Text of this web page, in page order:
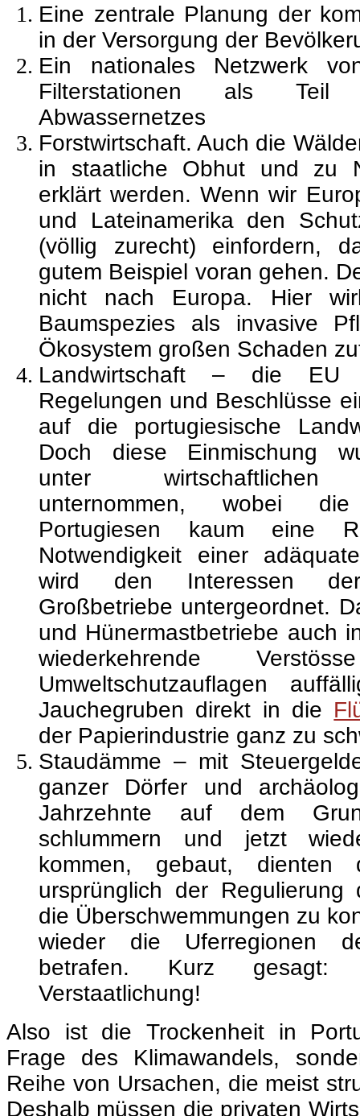
Eine zentrale Planung der
in der Versorgung der
Ein nationales Netzwerk
Filterstationen als Teil
Abwassernetzes
Forstwirtschaft. Auch die
in staatliche Obhut und zu
erklärt werden. Wenn wir
und Lateinamerika den
(völlig zurecht) einfordern,
gutem Beispiel voran gehen.
nicht nach Europa. Hier
Baumspezies als invasive
Ökosystem großen Schaden
Landwirtschaft – die
Regelungen und Beschlüsse
auf die portugiesische
Doch diese Einmischung
unter wirtschaftlichen
unternommen, wobei
Portugiesen kaum eine
Notwendigkeit einer
wird den Interessen der
Großbetriebe untergeordnet.
und Hünermastbetriebe auch
wiederkehrende
Umweltschutzauflagen
Jauchegruben direkt in die
der Papierindustrie ganz zu
Staudämme – mit
ganzer Dörfer und
Jahrzehnte auf dem
schlummern und jetzt
kommen, gebaut, dienten
ursprünglich der Regulierung
die Überschwemmungen zu
wieder die Uferregionen
betrafen. Kurz gesagt:
Verstaatlichung!
Also ist die Trockenheit in
Frage des Klimawandels,
Reihe von Ursachen, die meist
Deshalb müssen die privaten